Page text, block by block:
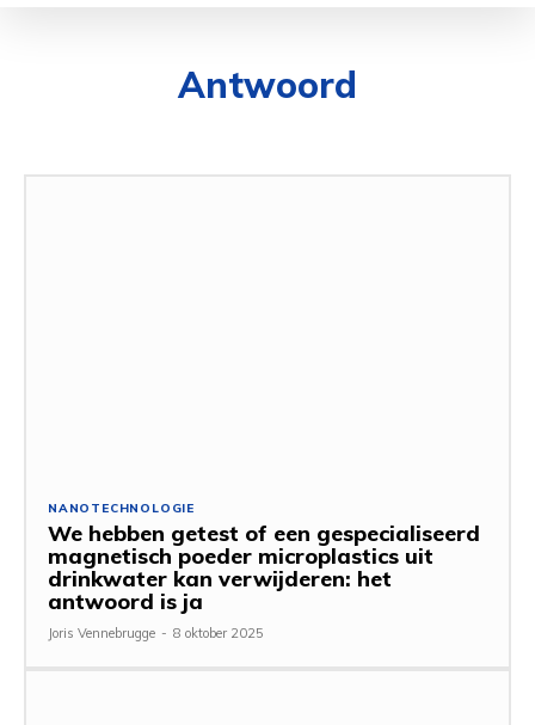
Antwoord
NANOTECHNOLOGIE
We hebben getest of een gespecialiseerd
magnetisch poeder microplastics uit
drinkwater kan verwijderen: het
antwoord is ja
Joris Vennebrugge - 8 oktober 2025